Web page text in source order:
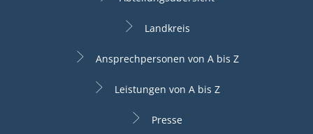
Landkreis
Ansprechpersonen von A bis Z
Leistungen von A bis Z
Presse